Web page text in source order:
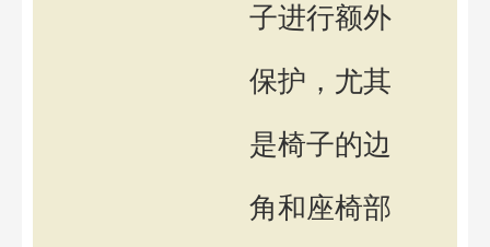
子进行额外
保护，尤其
是椅子的边
角和座椅部